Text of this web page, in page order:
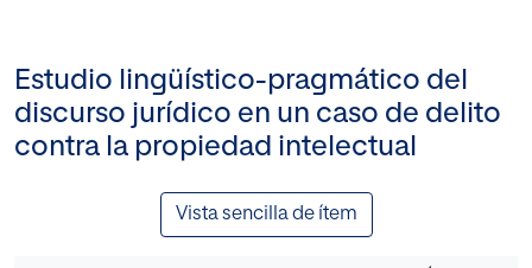
Estudio lingüístico-pragmático del
discurso jurídico en un caso de delito
contra la propiedad intelectual
Vista sencilla de ítem